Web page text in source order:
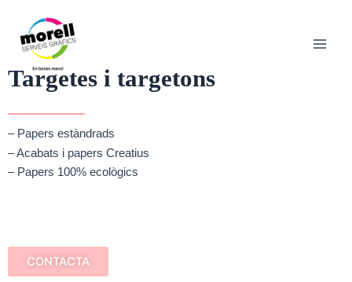
contingut
Targetes i targetons
– Papers estàndrads
– Acabats i papers Creatius
– Papers 100% ecològics
CONTACTA